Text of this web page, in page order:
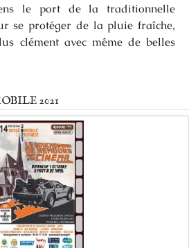
le port de la traditionnelle
se protéger de la pluie fraîche,
clément avec même de belles
2021